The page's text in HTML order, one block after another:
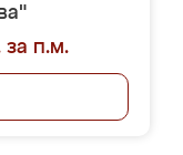
за п.м.